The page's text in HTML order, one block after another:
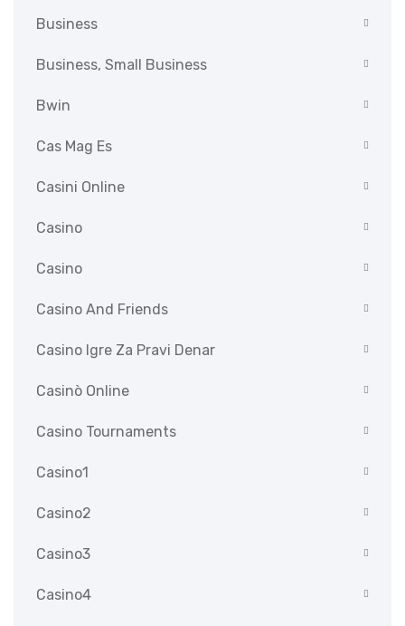
Business
Business, Small Business
Bwin
Cas Mag Es
Casini Online
Casino
Casino
Casino And Friends
Casino Igre Za Pravi Denar
Casinò Online
Casino Tournaments
Casino1
Casino2
Casino3
Casino4